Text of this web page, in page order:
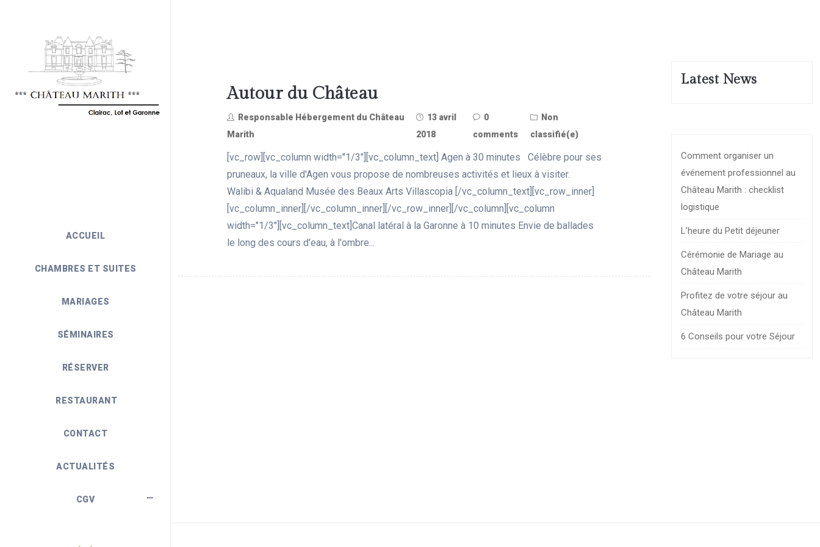
ACCUEIL
CHAMBRES ET SUITES
MARIAGES
SÉMINAIRES
RÉSERVER
RESTAURANT
CONTACT
ACTUALITÉS
CGV
Autour du Château
Responsable Hébergement du Château
Marith
13 avril
2018
0
comments
Non
classifié(e)
[vc_row][vc_column width="1/3"][vc_column_text] Agen à 30 minutes Célèbre pour ses
pruneaux, la ville d'Agen vous propose de nombreuses activités et lieux à visiter.
Walibi & Aqualand Musée des Beaux Arts Villascopia [/vc_column_text][vc_row_inner]
[vc_column_inner][/vc_column_inner][/vc_row_inner][/vc_column][vc_column
width="1/3"][vc_column_text]Canal latéral à la Garonne à 10 minutes Envie de ballades
le long des cours d'eau, à l'ombre...
Latest News
Comment organiser un
événement professionnel au
Château Marith : checklist
logistique
L’heure du Petit déjeuner
Cérémonie de Mariage au
Château Marith
Profitez de votre séjour au
Château Marith
6 Conseils pour votre Séjour